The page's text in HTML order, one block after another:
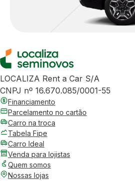
LOCALIZA Rent a Car S/A
CNPJ nº 16.670.085/0001-55
Financiamento
Parcelamento no cartão
Carro na troca
Tabela Fipe
Carro Ideal
Venda para lojistas
Quem somos
Nossas lojas